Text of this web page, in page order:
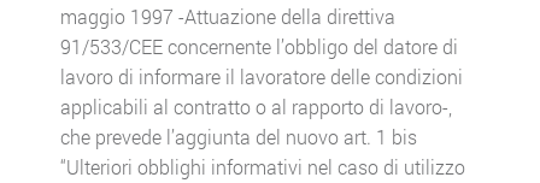
maggio 1997 -Attuazione della direttiva
91/533/CEE concernente l’obbligo del datore di
lavoro di informare il lavoratore delle condizioni
applicabili al contratto o al rapporto di lavoro-,
che prevede l’aggiunta del nuovo art. 1 bis
“Ulteriori obblighi informativi nel caso di utilizzo